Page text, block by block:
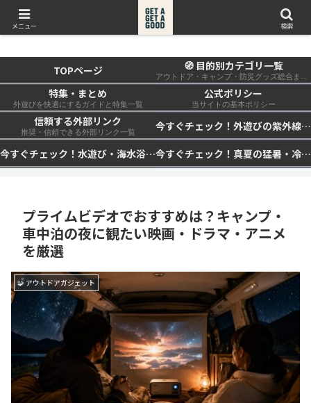
get a get a good
TOPページ 🧭 目的別カテゴリ一覧
アウトドア・キャンプ・防災グッズ総合まとめ
特集・まとめ
外遊びを快適にするガイドと特集一覧
公式ポリシー
当サイトの基本ポリシー
信頼する外部リンク
推奨・信頼できる外部リンク一覧
今すぐチェック！外遊びの紫外線対策・日差し快適化計画｜帽子・日傘・ウェア・日焼け止めを総まとめ☀️🏕️👓
今すぐチェック！水遊び・海水浴の快適化計画｜浮き輪・服装・日陰・安全対策を総まとめ🏖️🌊✨
今すぐチェック！真夏の猛暑・冷却・保冷快適化計画｜外遊び・キャンプ・車中泊の暑さ対策を総まとめ☀️🧊🏕️
プライムビデオでおすすめは？キャンプ・
車中泊の夜に観たい映画・ドラマ・アニメ
を厳選
🧩 アウトドアガジェット
メニュー 検索